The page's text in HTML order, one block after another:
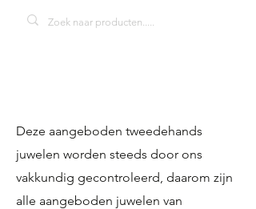
Deze aangeboden tweedehands
juwelen worden steeds door ons
vakkundig gecontroleerd, daarom zijn
alle aangeboden juwelen van